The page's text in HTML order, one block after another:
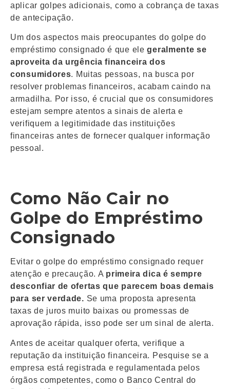
aplicar golpes adicionais, como a cobrança de taxas
de antecipação.
Um dos aspectos mais preocupantes do golpe do
empréstimo consignado é que elegeralmente se
aproveita da urgência financeira dos
consumidores. Muitas pessoas, na busca por
resolver problemas financeiros, acabam caindo na
armadilha. Por isso, é crucial que os consumidores
estejam sempre atentos a sinais de alerta e
verifiquem a legitimidade das instituições
financeiras antes de fornecer qualquer informação
pessoal.
Como Não Cair no
Golpe do Empréstimo
Consignado
Evitar o golpe do empréstimo consignado requer
atenção e precaução. A primeira dica é sempre
desconfiar de ofertas que parecem boas demais
para ser verdade. Se uma proposta apresenta
taxas de juros muito baixas ou promessas de
aprovação rápida, isso pode ser um sinal de alerta.
Antes de aceitar qualquer oferta, verifique a
reputação da instituição financeira. Pesquise se a
empresa está registrada e regulamentada pelos
órgãos competentes, como o Banco Central do